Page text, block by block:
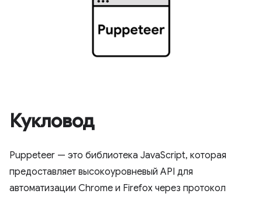
Кукловод
Puppeteer — это библиотека JavaScript, которая
предоставляет высокоуровневый API для
автоматизации Chrome и Firefox через протокол